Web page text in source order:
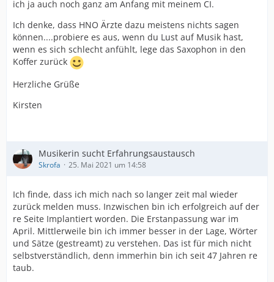
ich ja auch noch ganz am Anfang mit meinem CI.
Ich denke, dass HNO Ärzte dazu meistens nichts sagen
können....probiere es aus, wenn du Lust auf Musik hast,
wenn es sich schlecht anfühlt, lege das Saxophon in den
Koffer zurück
Herzliche Grüße
Kirsten
Musikerin sucht Erfahrungsaustausch
Skrofa 25. Mai 2021 um 14:58
Ich finde, dass ich mich nach so langer zeit mal wieder
zurück melden muss. Inzwischen bin ich erfolgreich auf der
re Seite Implantiert worden. Die Erstanpassung war im
April. Mittlerweile bin ich immer besser in der Lage, Wörter
und Sätze (gestreamt) zu verstehen. Das ist für mich nicht
selbstverständlich, denn immerhin bin ich seit 47 Jahren re
taub.